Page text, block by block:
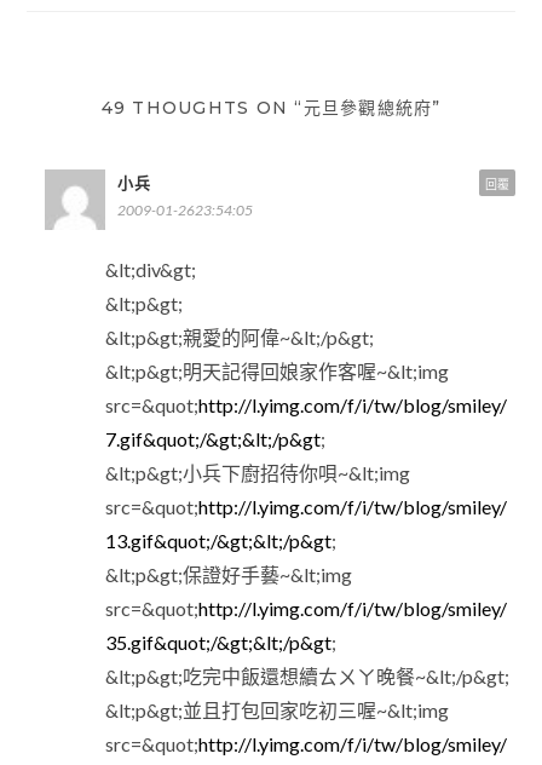
49 THOUGHTS ON “元旦參觀總統府”
小兵
2009-01-2623:54:05
&lt;div&gt;
&lt;p&gt;
&lt;p&gt;親愛的阿偉~&lt;/p&gt;
&lt;p&gt;明天記得回娘家作客喔~&lt;img
src=&quot;http://l.yimg.com/f/i/tw/blog/smiley/
7.gif&quot;/&gt;&lt;/p&gt;
&lt;p&gt;小兵下廚招待你唄~&lt;img
src=&quot;http://l.yimg.com/f/i/tw/blog/smiley/
13.gif&quot;/&gt;&lt;/p&gt;
&lt;p&gt;保證好手藝~&lt;img
src=&quot;http://l.yimg.com/f/i/tw/blog/smiley/
35.gif&quot;/&gt;&lt;/p&gt;
&lt;p&gt;吃完中飯還想續ㄊㄨㄚ晚餐~&lt;/p&gt;
&lt;p&gt;並且打包回家吃初三喔~&lt;img
src=&quot;http://l.yimg.com/f/i/tw/blog/smiley/
回覆